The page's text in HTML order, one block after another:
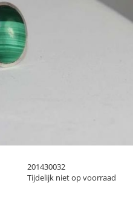
201430032
Tijdelijk niet op voorraad